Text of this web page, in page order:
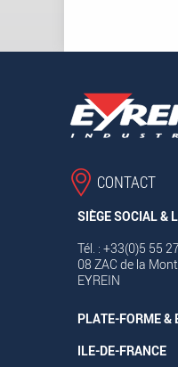
CONTACT
SIÈGE SOCIAL &
Tél. : +33(0)5 55
08 ZAC de la
EYREIN
PLATE-FORME &
ILE-DE-FRANCE